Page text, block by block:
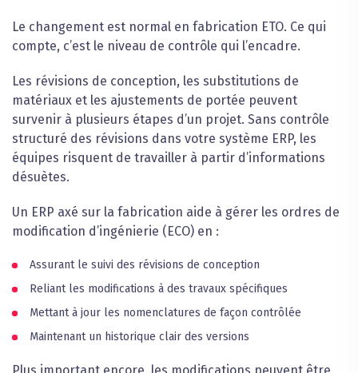
Le changement est normal en fabrication ETO. Ce qui
compte, c’est le niveau de contrôle qui l’encadre.
Les révisions de conception, les substitutions de
matériaux et les ajustements de portée peuvent
survenir à plusieurs étapes d’un projet. Sans contrôle
structuré des révisions dans votre système ERP, les
équipes risquent de travailler à partir d’informations
désuètes.
Un ERP axé sur la fabrication aide à gérer les ordres de
modification d’ingénierie (ECO) en :
Assurant le suivi des révisions de conception
Reliant les modifications à des travaux spécifiques
Mettant à jour les nomenclatures de façon contrôlée
Maintenant un historique clair des versions
Plus important encore, les modifications peuvent être